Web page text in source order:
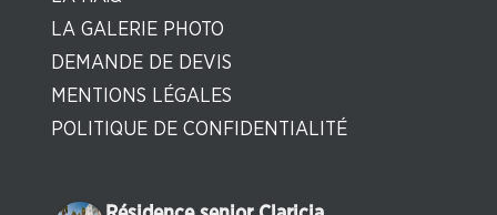
LA GALERIE PHOTO
DEMANDE DE DEVIS
MENTIONS LÉGALES
POLITIQUE DE CONFIDENTIALITÉ